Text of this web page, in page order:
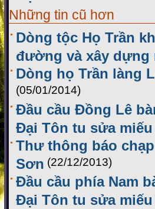
Những tin cũ hơn
Dòng tộc Họ Trần
đường và xây dựng
Dòng họ Trần làng
(05/01/2014)
Đầu cầu Đồng Lê
Đại Tôn tu sửa
Thư thông báo
Sơn (22/12/2013)
Đầu cầu phía Nam
Đại Tôn tu sửa